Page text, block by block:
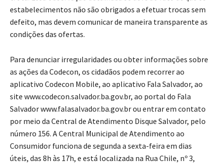
estabelecimentos não são obrigados a efetuar trocas sem
defeito, mas devem comunicar de maneira transparente as
condições das ofertas.
Para denunciar irregularidades ou obter informações sobre
as ações da Codecon, os cidadãos podem recorrer ao
aplicativo Codecon Mobile, ao aplicativo Fala Salvador, ao
site www.codecon.salvador.ba.gov.br, ao portal do Fala
Salvador www.falasalvador.ba.gov.br ou entrar em contato
por meio da Central de Atendimento Disque Salvador, pelo
número 156. A Central Municipal de Atendimento ao
Consumidor funciona de segunda a sexta-feira em dias
úteis, das 8h às 17h, e está localizada na Rua Chile, nº 3,